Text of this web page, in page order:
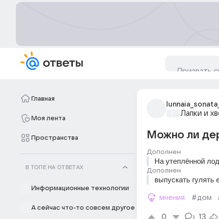
Главная
Моя лента
Пространства
В ТОПЕ НА ОТВЕТАХ
Информационные технологии
А сейчас что-то совсем другое
Лапки и
Можно ли
Дополнен
На утеплённой
Дополнен
выпускать гулять
мнения #дом
0 13